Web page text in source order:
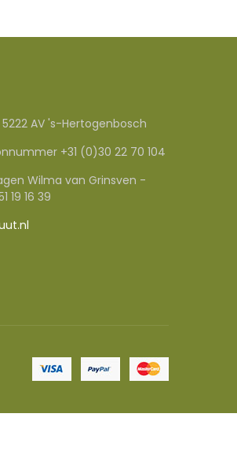
5222 AV 's-Hertogenbosch
+31 (0)30 22 70 104
Wilma van Grinsven -
19 16 39